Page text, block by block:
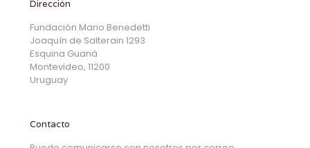
Dirección
Fundación Mario Benedetti
Joaquín de Salterain 1293
Esquina Guaná
Montevideo, 11200
Uruguay
Contacto